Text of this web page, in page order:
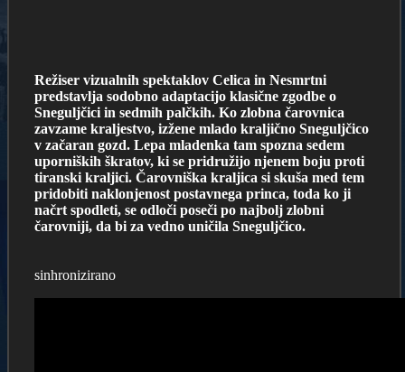
Režiser vizualnih spektaklov Celica in Nesmrtni
predstavlja sodobno adaptacijo klasične zgodbe o
Sneguljčici in sedmih palčkih. Ko zlobna čarovnica
zavzame kraljestvo, izžene mlado kraljično Sneguljčico
v začaran gozd. Lepa mladenka tam spozna sedem
uporniških škratov, ki se pridružijo njenem boju proti
tiranski kraljici. Čarovniška kraljica si skuša med tem
pridobiti naklonjenost postavnega princa, toda ko ji
načrt spodleti, se odloči poseči po najbolj zlobni
čarovniji, da bi za vedno uničila Sneguljčico.
sinhronizirano